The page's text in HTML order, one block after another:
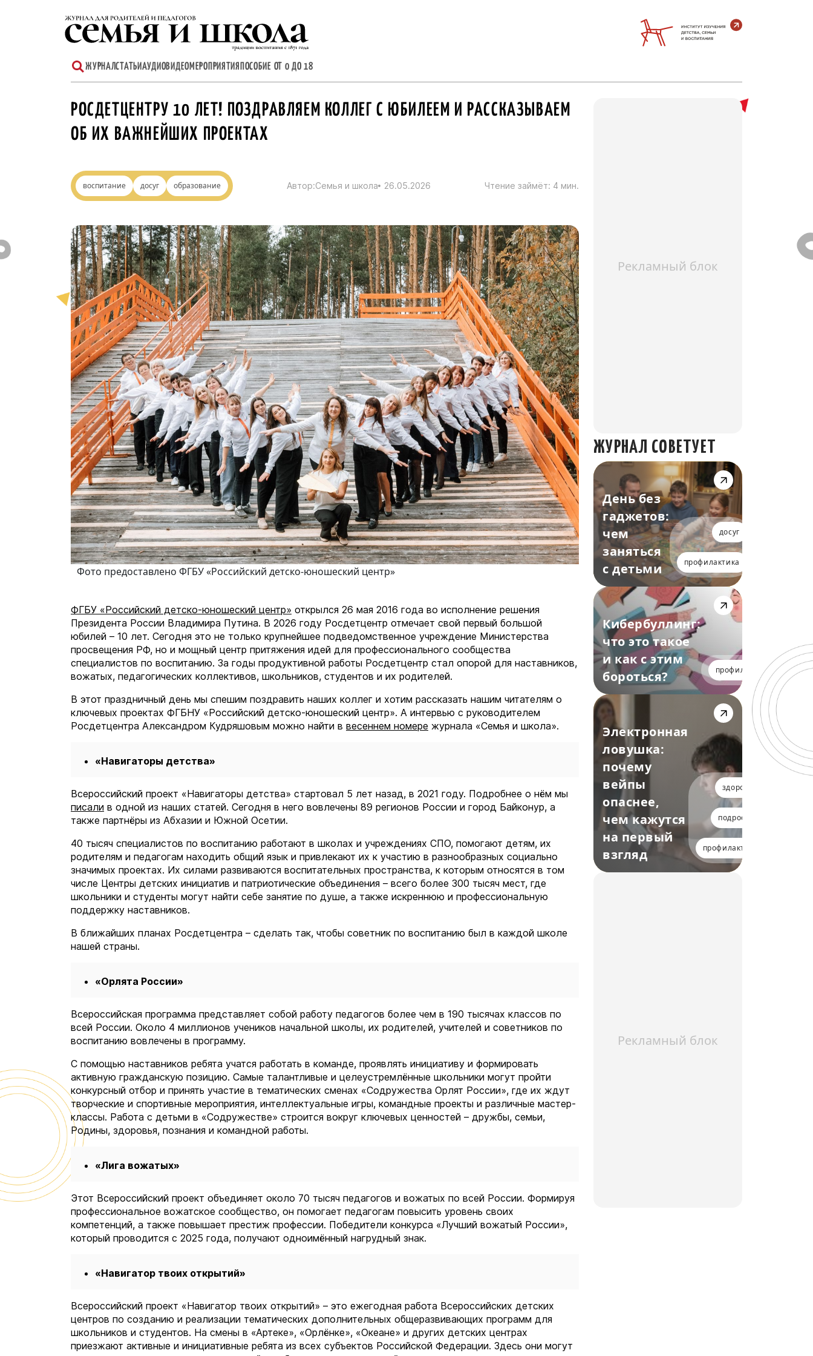
содержимому
ЖУРНАЛСТАТЬИАУДИОВИДЕОМЕРОПРИЯТИЯ ПОСОБИЕ ОТ 0 ДО 18
РОСДЕТЦЕНТРУ 10 ЛЕТ! ПОЗДРАВЛЯЕМ КОЛЛЕГ С ЮБИЛЕЕМ И РАССКАЗЫВАЕМ
ОБ ИХ ВАЖНЕЙШИХ ПРОЕКТАХ
воспитание досуг образование Автор:Семья и школа 26.05.2026 Чтение займёт: 4 мин.
Фото предоставлено ФГБУ «Российский детско-юношеский центр»
ФГБУ «Российский детско-юношеский центр» открылся 26 мая 2016 года во исполнение решения
Президента России Владимира Путина. В 2026 году Росдетцентр отмечает свой первый большой
юбилей – 10 лет. Сегодня это не только крупнейшее подведомственное учреждение Министерства
просвещения РФ, но и мощный центр притяжения идей для профессионального сообщества
специалистов по воспитанию. За годы продуктивной работы Росдетцентр стал опорой для наставников,
вожатых, педагогических коллективов, школьников, студентов и их родителей.
В этот праздничный день мы спешим поздравить наших коллег и хотим рассказать нашим читателям о
ключевых проектах ФГБНУ «Российский детско-юношеский центр». А интервью с руководителем
Росдетцентра Александром Кудряшовым можно найти в весеннем номере журнала «Семья и школа».
«Навигаторы детства»
Всероссийский проект «Навигаторы детства» стартовал 5 лет назад, в 2021 году. Подробнее о нём мы
писали в одной из наших статей. Сегодня в него вовлечены 89 регионов России и город Байконур, а
также партнёры из Абхазии и Южной Осетии.
40 тысяч специалистов по воспитанию работают в школах и учреждениях СПО, помогают детям, их
родителям и педагогам находить общий язык и привлекают их к участию в разнообразных социально
значимых проектах. Их силами развиваются воспитательных пространства, к которым относятся в том
числе Центры детских инициатив и патриотические объединения – всего более 300 тысяч мест, где
школьники и студенты могут найти себе занятие по душе, а также искреннюю и профессиональную
поддержку наставников.
В ближайших планах Росдетцентра – сделать так, чтобы советник по воспитанию был в каждой школе
нашей страны.
«Орлята России»
Всероссийская программа представляет собой работу педагогов более чем в 190 тысячах классов по
всей России. Около 4 миллионов учеников начальной школы, их родителей, учителей и советников по
воспитанию вовлечены в программу.
С помощью наставников ребята учатся работать в команде, проявлять инициативу и формировать
активную гражданскую позицию. Самые талантливые и целеустремлённые школьники могут пройти
конкурсный отбор и принять участие в тематических сменах «Содружества Орлят России», где их ждут
творческие и спортивные мероприятия, интеллектуальные игры, командные проекты и различные мастер-
классы. Работа с детьми в «Содружестве» строится вокруг ключевых ценностей – дружбы, семьи,
Родины, здоровья, познания и командной работы.
«Лига вожатых»
Этот Всероссийский проект объединяет около 70 тысяч педагогов и вожатых по всей России. Формируя
профессиональное вожатское сообщество, он помогает педагогам повысить уровень своих
компетенций, а также повышает престиж профессии. Победители конкурса «Лучший вожатый России»,
который проводится с 2025 года, получают одноимённый нагрудный знак.
«Навигатор твоих открытий»
Всероссийский проект «Навигатор твоих открытий» – это ежегодная работа Всероссийских детских
центров по созданию и реализации тематических дополнительных общеразвивающих программ для
школьников и студентов. На смены в «Артеке», «Орлёнке», «Океане» и других детских центрах
приезжают активные и инициативные ребята из всех субъектов Российской Федерации. Здесь они могут
Рекламный блок
ЖУРНАЛ СОВЕТУЕТ
День без
гаджетов:
чем
заняться
с детьми
досуг
профилактика
Кибербуллинг:
что это такое
и как с этим
бороться?
профилактика
Электронная
ловушка:
почему
вейпы
опаснее,
чем кажутся
на первый
взгляд
здоровье
подростки
профилактика
Рекламный блок